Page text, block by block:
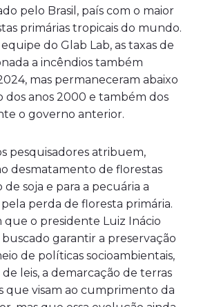
pelo Brasil, país com o maior
primárias tropicais do mundo.
do Glab Lab, as taxas de
a incêndios também
mas permaneceram abaixo
dos anos 2000 e também dos
o governo anterior.
pesquisadores atribuem,
desmatamento de florestas
soja e para a pecuária a
perda de floresta primária.
que o presidente Luiz Inácio
garantir a preservação
de políticas socioambientais,
leis, a demarcação de terras
que visam ao cumprimento da